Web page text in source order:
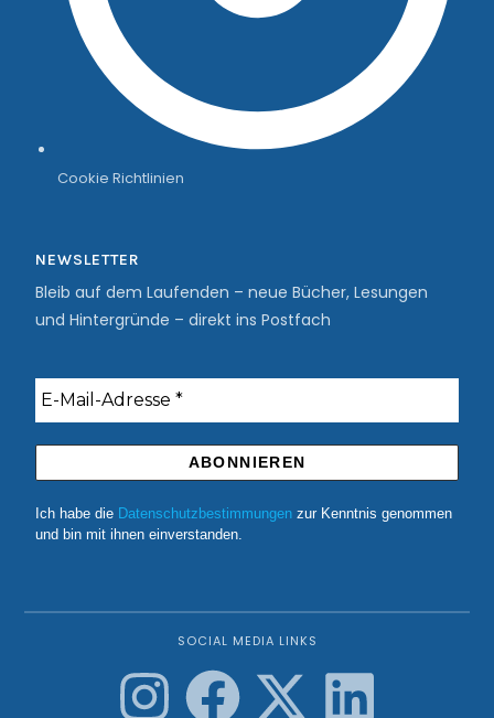
Cookie Richtlinien
NEWSLETTER
Bleib auf dem Laufenden – neue Bücher, Lesungen
und Hintergründe – direkt ins Postfach
Ich habe die Datenschutzbestimmungen zur Kenntnis genommen
und bin mit ihnen einverstanden.
SOCIAL MEDIA LINKS